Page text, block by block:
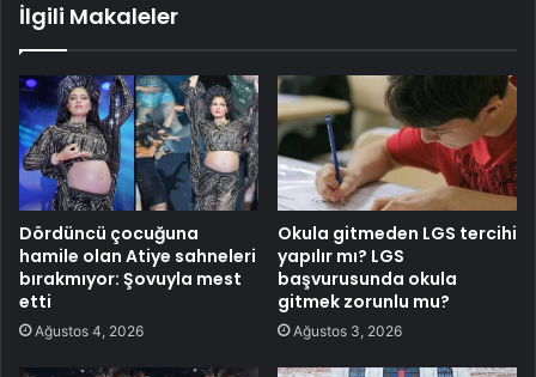
İlgili Makaleler
Dördüncü çocuğuna
hamile olan Atiye sahneleri
bırakmıyor: Şovuyla mest
etti
Ağustos 4, 2026
Okula gitmeden LGS tercihi
yapılır mı? LGS
başvurusunda okula
gitmek zorunlu mu?
Ağustos 3, 2026